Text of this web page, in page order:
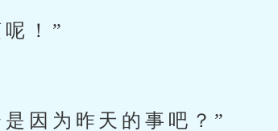
！”
因为昨天的事吧？”